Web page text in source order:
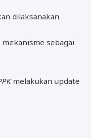
dilaksanakan
mekanisme sebagai
melakukan update